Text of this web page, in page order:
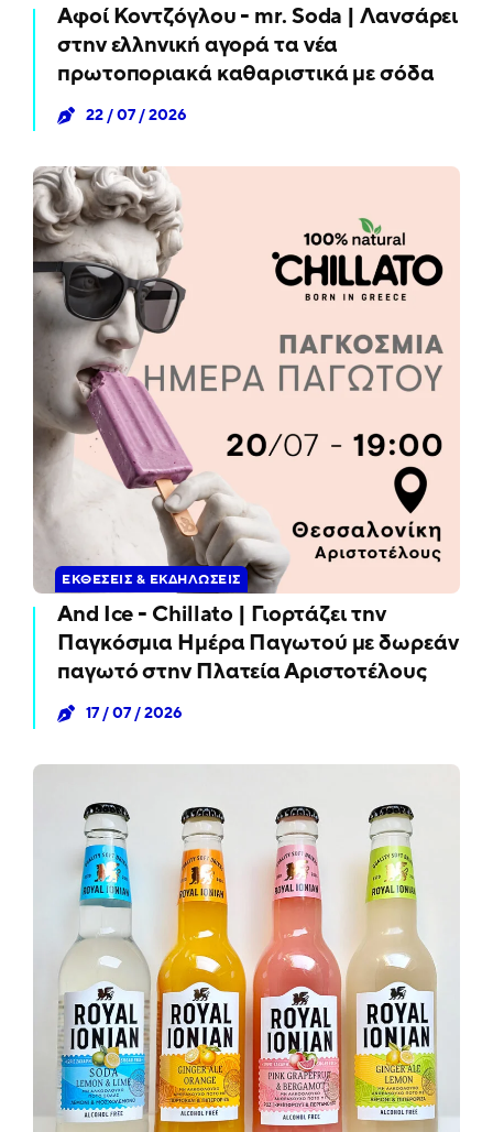
Αφοί Κοντζόγλου - mr. Soda | Λανσάρει
στην ελληνική αγορά τα νέα
πρωτοποριακά καθαριστικά με σόδα
22 / 07 / 2026
ΕΚΘΈΣΕΙΣ & ΕΚΔΗΛΏΣΕΙΣ
And Ice - Chillato | Γιορτάζει την
Παγκόσμια Ημέρα Παγωτού με δωρεάν
παγωτό στην Πλατεία Αριστοτέλους
17 / 07 / 2026